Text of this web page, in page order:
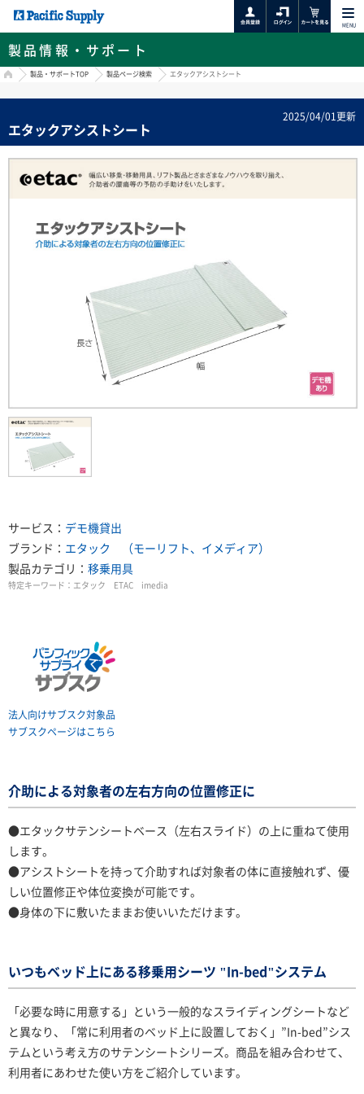
MENU
製品情報・サポート
HOME製品・サポートTOP 製品ページ検索 エタックアシストシート
2025/04/01更新
エタックアシストシート
サービス： デモ機貸出
ブランド： エタック （モーリフト、イメディア）
製品カテゴリ： 移乗用具
特定キーワード： エタック ETAC imedia
法人向けサブスク対象品
サブスクページはこちら
介助による対象者の左右方向の位置修正に
●エタックサテンシートベース（左右スライド）の上に重ねて使用
します。
●アシストシートを持って介助すれば対象者の体に直接触れず、優
しい位置修正や体位変換が可能です。
●身体の下に敷いたままお使いいただけます。
いつもベッド上にある移乗用シーツ "In-bed"システム
「必要な時に用意する」という一般的なスライディングシートなど
と異なり、「常に利用者のベッド上に設置しておく」”In-bed”シス
テムという考え方のサテンシートシリーズ。商品を組み合わせて、
利用者にあわせた使い方をご紹介しています。